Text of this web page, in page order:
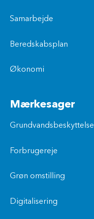
Samarbejde
Beredskabsplan
Økonomi
Mærkesager
Grundvandsbeskyttelse
Forbrugereje
Grøn omstilling
Digitalisering